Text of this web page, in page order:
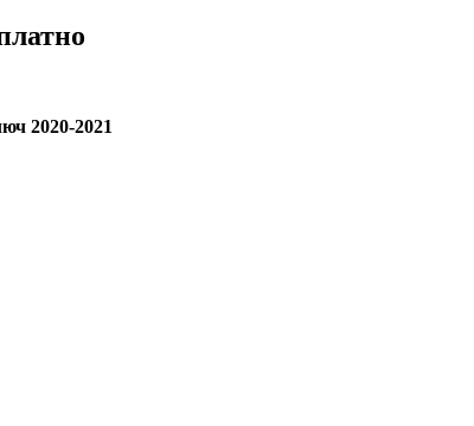
2020-2021